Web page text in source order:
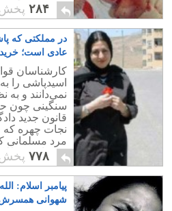
۲۸۴
در مملکتی که
عادی است؛
گردد
کارشناسان
اسیدپاشی را
نمی‌دانند و به
سنگینی چون
قانون جدید
مرد مسلمانی
درخواست طلاق
صادر کردند
۷۷۸
پیامبر اسلام:
شهوانی همسرش